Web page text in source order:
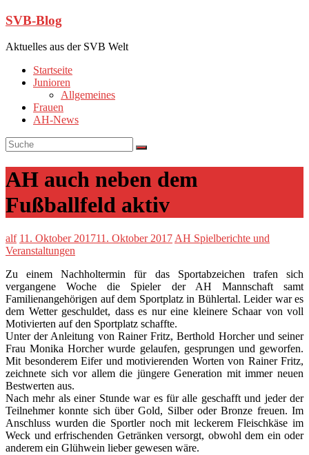
SVB-Blog
Aktuelles aus der SVB Welt
Startseite
Junioren
Allgemeines
Frauen
AH-News
AH auch neben dem
Fußballfeld aktiv
alf 11. Oktober 201711. Oktober 2017 AH Spielberichte und
Veranstaltungen
Zu einem Nachholtermin für das Sportabzeichen trafen sich
vergangene Woche die Spieler der AH Mannschaft samt
Familienangehörigen auf dem Sportplatz in Bühlertal. Leider war es
dem Wetter geschuldet, dass es nur eine kleinere Schaar von voll
Motivierten auf den Sportplatz schaffte.
Unter der Anleitung von Rainer Fritz, Berthold Horcher und seiner
Frau Monika Horcher wurde gelaufen, gesprungen und geworfen.
Mit besonderem Eifer und motivierenden Worten von Rainer Fritz,
zeichnete sich vor allem die jüngere Generation mit immer neuen
Bestwerten aus.
Nach mehr als einer Stunde war es für alle geschafft und jeder der
Teilnehmer konnte sich über Gold, Silber oder Bronze freuen. Im
Anschluss wurden die Sportler noch mit leckerem Fleischkäse im
Weck und erfrischenden Getränken versorgt, obwohl dem ein oder
anderem ein Glühwein lieber gewesen wäre.